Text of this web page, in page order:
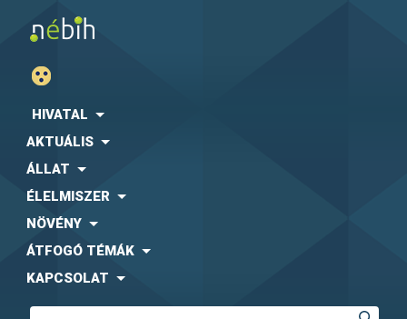
HIVATAL
AKTUÁLIS
ÁLLAT
ÉLELMISZER
NÖVÉNY
ÁTFOGÓ TÉMÁK
KAPCSOLAT